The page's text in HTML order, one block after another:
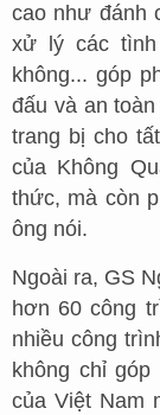
cao như đánh
xử lý các
không... góp
đấu và an
trang bị cho
của Không
thức, mà còn
ông nói.
Ngoài ra, GS
hơn 60 công
nhiều công
không chỉ
của Việt Nam